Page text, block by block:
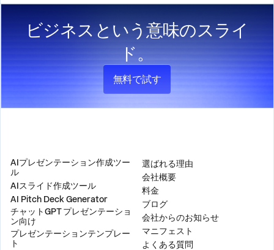
ビジネスという意味のスライ
ド。
無料で試す
AIプレゼンテーション作成ツー
ル
AIスライド作成ツール
AI Pitch Deck Generator
チャットGPT プレゼンテーショ
ン向け
プレゼンテーションテンプレー
ト
選ばれる理由
会社概要
料金
ブログ
会社からのお知らせ
マニフェスト
よくある質問